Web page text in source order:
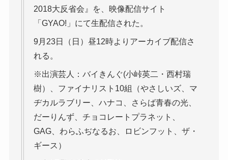
2018大反省会』を、映像配信サイト
「GYAO!」にて生配信された。
9月23日（日）昼12時よりアーカイブ配信さ
れる。
※出演芸人：バイきんぐ(小峠英二・西村瑞
樹）、ファイナリスト10組（やさしいズ、マ
ヂカルラブリー、ハナコ、さらば青春の光、
だーりんず、チョコレートプラネット、
GAG、わらふぢなるお、ロビンフット、ザ・
ギース）